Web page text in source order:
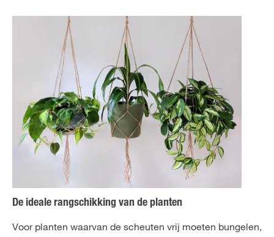
De ideale rangschikking van de planten
Voor planten waarvan de scheuten vrij moeten bungelen,